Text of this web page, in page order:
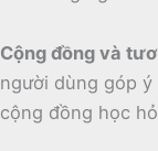
Cộng đồng và
người dùng góp
cộng đồng học